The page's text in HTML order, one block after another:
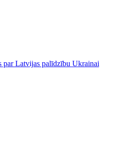
par Latvijas palīdzību Ukrainai